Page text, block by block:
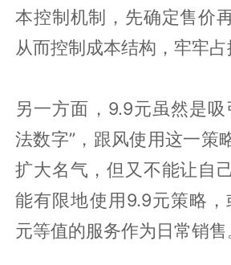
本控制机制，先确定售价
从而控制成本结构，牢牢占
另一方面，9.9元虽然是
法数字”，跟风使用这一策
扩大名气，但又不能让自
能有限地使用9.9元策略
元等值的服务作为日常销售